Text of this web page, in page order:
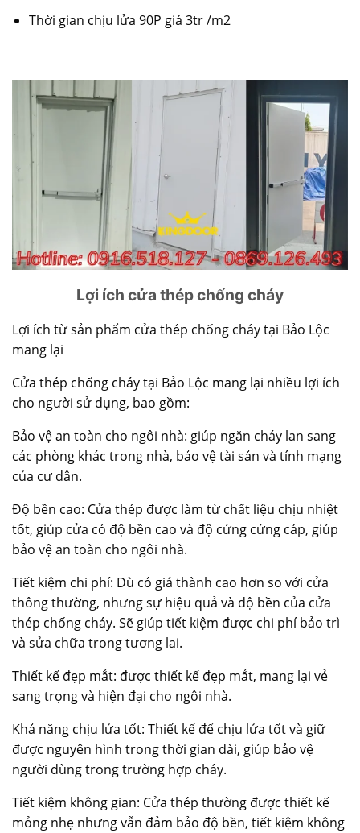
Thời gian chịu lửa 90P giá 3tr /m2
Lợi ích cửa thép chống cháy
Lợi ích từ sản phẩm cửa thép chống cháytại Bảo Lộc
mang lại
Cửa thép chống cháy tại Bảo Lộc mang lại nhiều lợi ích
cho người sử dụng, bao gồm:
Bảo vệ an toàn cho ngôi nhà: giúp ngăn cháy lan sang
các phòng khác trong nhà, bảo vệ tài sản và tính mạng
của cư dân.
Độ bền cao: Cửa thép được làm từ chất liệu chịu nhiệt
tốt, giúp cửa có độ bền cao và độ cứng cứng cáp, giúp
bảo vệ an toàn cho ngôi nhà.
Tiết kiệm chi phí: Dù có giá thành cao hơn so với cửa
thông thường, nhưng sự hiệu quả và độ bền của cửa
thép chống cháy. Sẽ giúp tiết kiệm được chi phí bảo trì
và sửa chữa trong tương lai.
Thiết kế đẹp mắt: được thiết kế đẹp mắt, mang lại vẻ
sang trọng và hiện đại cho ngôi nhà.
Khả năng chịu lửa tốt: Thiết kế để chịu lửa tốt và giữ
được nguyên hình trong thời gian dài, giúp bảo vệ
người dùng trong trường hợp cháy.
Tiết kiệm không gian: Cửa thép thường được thiết kế
mỏng nhẹ nhưng vẫn đảm bảo độ bền, tiết kiệm không